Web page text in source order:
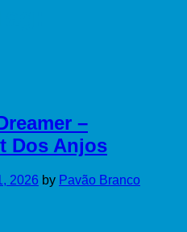
–
Dos Anjos
2026 by Pavão Branco